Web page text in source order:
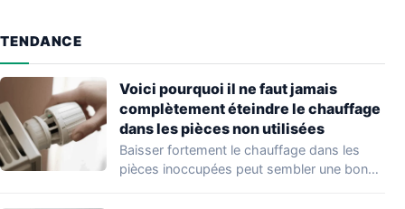
TENDANCE
Voici pourquoi il ne faut jamais
complètement éteindre le chauffage
dans les pièces non utilisées
Baisser fortement le chauffage dans les
pièces inoccupées peut sembler une bonne